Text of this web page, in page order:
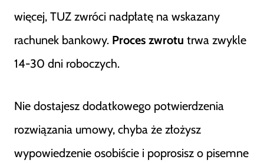
więcej, TUZ zwróci nadpłatę na wskazany
rachunek bankowy. Proces zwrotu trwa zwykle
14-30 dni roboczych.
Nie dostajesz dodatkowego potwierdzenia
rozwiązania umowy, chyba że złożysz
wypowiedzenie osobiście i poprosisz o pisemne